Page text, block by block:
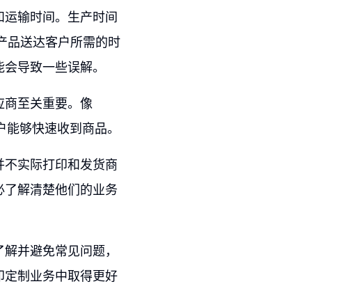
输时间。生产时间
品送达客户所需的时
导致一些误解。
商至关重要。像
够快速收到商品。
实际打印和发货商
解清楚他们的业务
并避免常见问题，
制业务中取得更好